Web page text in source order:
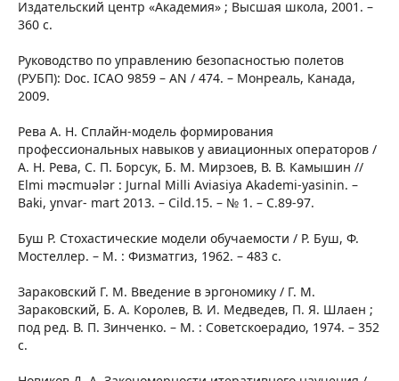
Издательский центр «Академия» ; Высшая школа, 2001. –
360 с.
Руководство по управлению безопасностью полетов
(РУБП): Doc. ICAO 9859 – AN / 474. – Монреаль, Канада,
2009.
Рева А. Н. Сплайн-модель формирования
профессиональных навыков у авиационных операторов /
А. Н. Рева, С. П. Борсук, Б. М. Мирзоев, В. В. Камышин //
Elmi məcmuələr : Jurnal Milli Aviasiya Akademi-yasinin. –
Baki, ynvar- mart 2013. – Cild.15. – № 1. – C.89-97.
Буш Р. Стохастические модели обучаемости / Р. Буш, Ф.
Мостеллер. – М. : Физматгиз, 1962. – 483 с.
Зараковский Г. М. Введение в эргономику / Г. М.
Зараковский, Б. А. Королев, В. И. Медведев, П. Я. Шлаен ;
под ред. В. П. Зинченко. – М. : Советскоерадио, 1974. – 352
с.